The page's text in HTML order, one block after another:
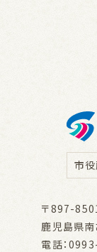
市
〒897-
鹿児島県
電話：